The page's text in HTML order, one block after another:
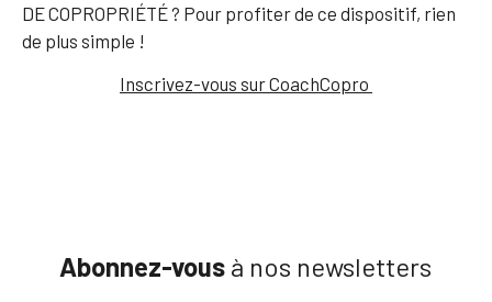
DE COPROPRIÉTÉ ? Pour profiter de ce dispositif, rien
de plus simple !
Inscrivez-vous sur CoachCopro
Abonnez-vous à nos newsletters